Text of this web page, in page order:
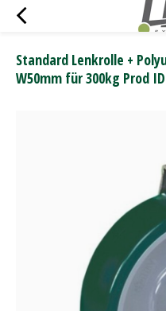
Standard Lenkrolle +
W50mm für 300kg Prod